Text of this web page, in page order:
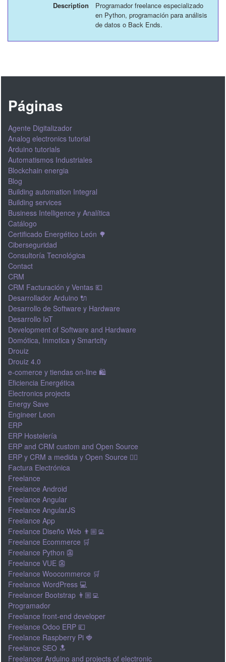
Description
Programador freelance especializado
en Python, programación para análisis
de datos o Back Ends.
Páginas
Agente Digitalizador
Analog electronics tutorial
Arduino tutorials
Automatismos Industriales
Blockchain energia
Blog
Building automation Integral
Building services
Business Intelligence y Analítica
Catálogo
Certificado Energético León 🌳
Ciberseguridad
Consultoría Tecnológica
Contact
CRM
CRM Facturación y Ventas 💶
Desarrollador Arduino 🔌
Desarrollo de Software y Hardware
Desarrollo IoT
Development of Software and Hardware
Domótica, Inmotica y Smartcity
Drouiz
Drouiz 4.0
e-comerce y tiendas on-line 🛍
Eficiencia Energética
Electronics projects
Energy Save
Engineer Leon
ERP
ERP Hostelería
ERP and CRM custom and Open Source
ERP y CRM a medida y Open Source 👍🏽
Factura Electrónica
Freelance
Freelance Android
Freelance Angular
Freelance AngularJS
Freelance App
Freelance Diseño Web 👨🏼‍💻
Freelance Ecommerce 🛒
Freelance Python 👺
Freelance VUE 👺
Freelance Woocommerce 🛒
Freelance WordPress 💻
Freelancer Bootstrap 👨🏼‍💻
Programador
Freelance front-end developer
Freelance Odoo ERP 💷
Freelance Raspberry Pi 🍓
Freelance SEO 🔝
Freelancer Arduino and projects of electronic